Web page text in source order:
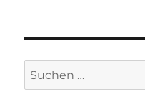
Suchen
nach: